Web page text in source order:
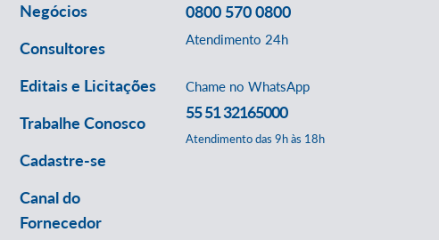
Negócios
Consultores
Editais e Licitações
Trabalhe Conosco
Cadastre-se
Canal do
Fornecedor
0800 570 0800
Atendimento 24h
Chame no WhatsApp
55 51 32165000
Atendimento das 9h às 18h